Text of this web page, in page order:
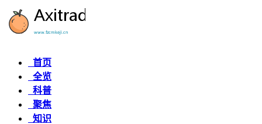
首页
全览
科普
聚焦
知识